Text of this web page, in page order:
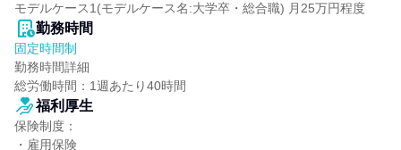
モデルケース1(モデルケース名:大学卒・総合職) 月25万円程度
勤務時間
固定時間制
勤務時間詳細
総労働時間：1週あたり40時間
福利厚生
保険制度：
・雇用保険